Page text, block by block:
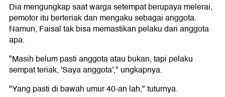
Dia mengungkap saat warga setempat berupaya melerai,
pemotor itu berteriak dan mengaku sebagai anggota.
Namun, Faisal tak bisa memastikan pelaku dari anggota
apa.
"Masih belum pasti anggota atau bukan, tapi pelaku
sempat teriak, 'Saya anggota'," ungkapnya.
"Yang pasti di bawah umur 40-an lah," tuturnya.